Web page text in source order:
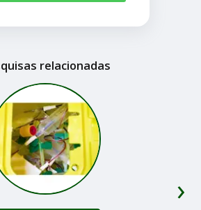
relacionadas
›